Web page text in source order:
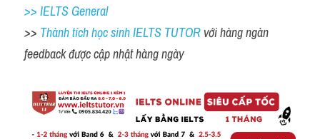
>> IELTS General
>> Thành tích học sinh IELTS TUTOR với hàng ngàn
feedback được cập nhật hàng ngày